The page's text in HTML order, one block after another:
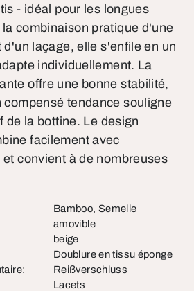
- idéal pour les longues
combinaison pratique d'une
laçage, elle s'enfile en un
individuellement. La
offre une bonne stabilité,
compensé tendance souligne
de la bottine. Le design
facilement avec
convient à de nombreuses
Bamboo, Semelle
amovible
beige
Doublure en tissu éponge
Reißverschluss
Lacets